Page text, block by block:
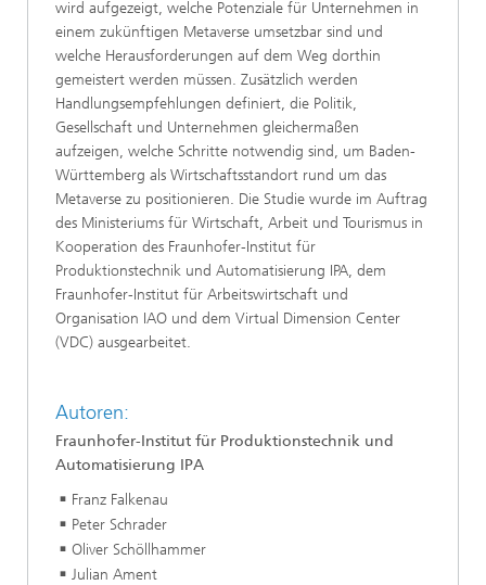
wird aufgezeigt, welche Potenziale für Unternehmen in
einem zukünftigen Metaverse umsetzbar sind und
welche Herausforderungen auf dem Weg dorthin
gemeistert werden müssen. Zusätzlich werden
Handlungsempfehlungen definiert, die Politik,
Gesellschaft und Unternehmen gleichermaßen
aufzeigen, welche Schritte notwendig sind, um Baden-
Württemberg als Wirtschaftsstandort rund um das
Metaverse zu positionieren. Die Studie wurde im Auftrag
des Ministeriums für Wirtschaft, Arbeit und Tourismus in
Kooperation des Fraunhofer-Institut für
Produktionstechnik und Automatisierung IPA, dem
Fraunhofer-Institut für Arbeitswirtschaft und
Organisation IAO und dem Virtual Dimension Center
(VDC) ausgearbeitet.
Autoren:
Fraunhofer-Institut für Produktionstechnik und
Automatisierung IPA
Franz Falkenau
Peter Schrader
Oliver Schöllhammer
Julian Ament